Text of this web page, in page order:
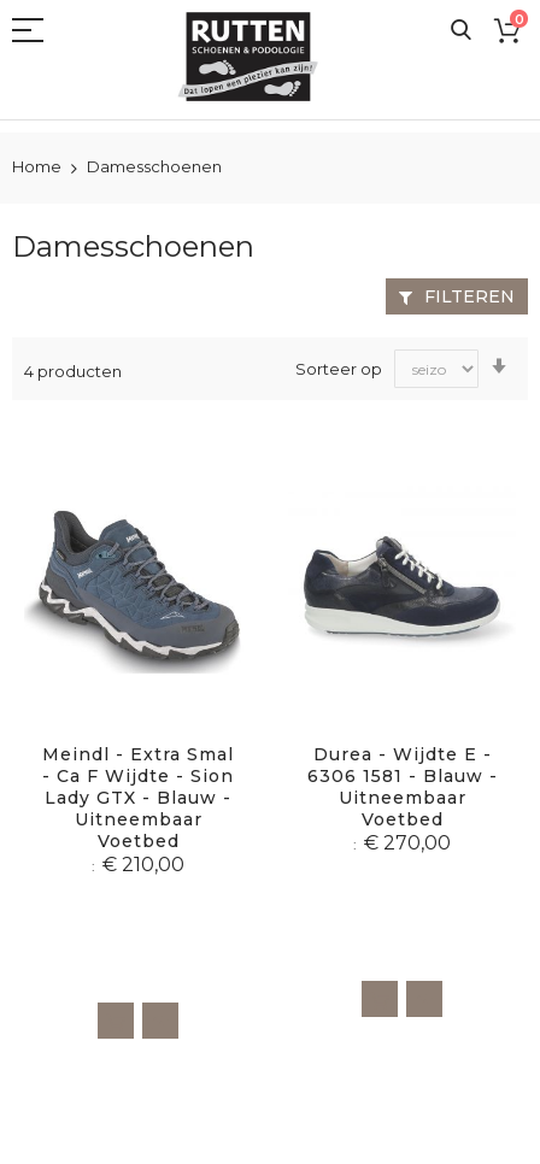
naar
0
Home Damesschoenen
Damesschoenen
4 producten Sorteer op
Meindl - Extra Smal
- Ca F Wijdte - Sion
Lady GTX - Blauw -
Uitneembaar
Voetbed
€ 210,00
Durea - Wijdte E -
6306 1581 - Blauw -
Uitneembaar
Voetbed
€ 270,00
FILTEREN